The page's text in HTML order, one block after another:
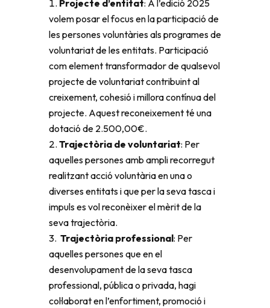
Projecte d’entitat: A l’edició 2025
volem posar el focus en la participació de
les persones voluntàries als programes de
voluntariat de les entitats. Participació
com element transformador de qualsevol
projecte de voluntariat contribuint al
creixement, cohesió i millora contínua del
projecte. Aquest reconeixement té una
dotació de 2.500,00€.
Trajectòria de voluntariat: Per
aquelles persones amb ampli recorregut
realitzant acció voluntària en una o
diverses entitats i que per la seva tasca i
impuls es vol reconèixer el mèrit de la
seva trajectòria.
Trajectòria professional: Per
aquelles persones que en el
desenvolupament de la seva tasca
professional, pública o privada, hagi
col·laborat en l’enfortiment, promoció i